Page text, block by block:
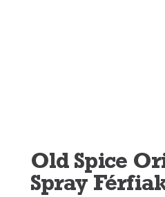
Old Spice
Spray